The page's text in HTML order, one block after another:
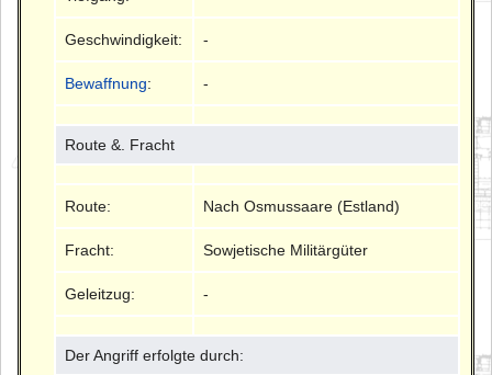
Geschwindigkeit: -
Bewaffnung: -
Route &. Fracht
Route: Nach Osmussaare (Estland)
Fracht: Sowjetische Militärgüter
Geleitzug: -
Der Angriff erfolgte durch: